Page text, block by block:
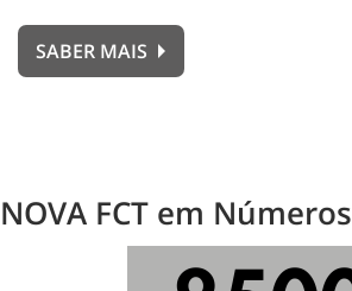
SABER MAIS
NOVA FCT em Números